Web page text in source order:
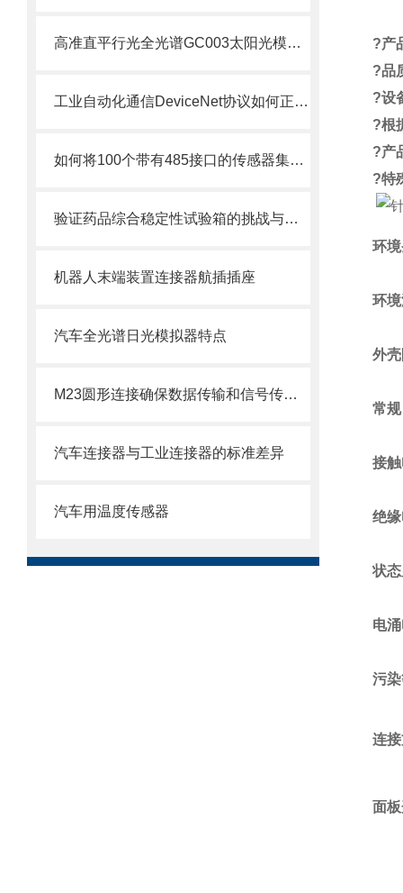
高准直平行光全光谱GC003太阳光模拟器赋能光伏与材料研发全场景
工业自动化通信DeviceNet协议如何正确选择防水航空插头插座
如何将100个带有485接口的传感器集中连接至控制器
验证药品综合稳定性试验箱的挑战与解决方案
机器人末端装置连接器航插插座
汽车全光谱日光模拟器特点
M23圆形连接确保数据传输和信号传输的稳定性
汽车连接器与工业连接器的标准差异
汽车用温度传感器
?产
?品
?设
?根
?产
?特
环
环
外
常规
接
绝
状
电
污
连
面